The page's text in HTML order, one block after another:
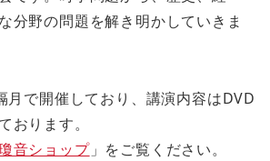
分野の問題を解き明かしていきま
月で開催しており、講演内容はDVD
おります。
音ショップ」をご覧ください。